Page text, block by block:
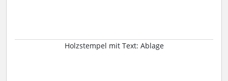
Holzstempel mit Text: Ablage